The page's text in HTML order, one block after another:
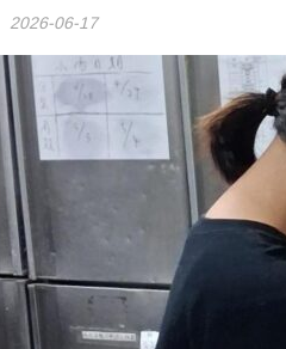
2026-06-17